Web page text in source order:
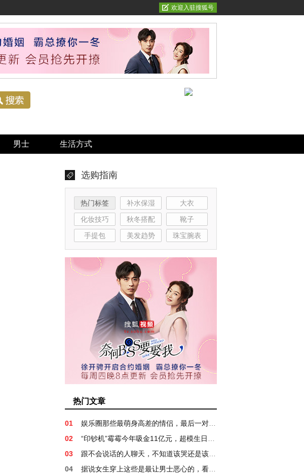
欢迎入驻搜狐号
男士 生活方式
选购指南
热门标签 补水保湿
大衣
化妆技巧
秋冬搭配
靴子
手提包
美发趋势 珠宝腕表
热门文章
01
娱乐圈那些最萌身高差的情侣，最后一对无可复制！
02
“印钞机”霉霉今年吸金11亿元，超模生日趴辣眼睛
03
跟不会说话的人聊天，不知道该哭还是该笑！
04
据说女生穿上这些是最让男士恶心的，看看你中了吗